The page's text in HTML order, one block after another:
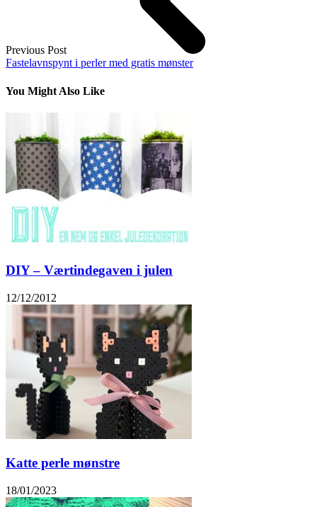
Previous Post
Fastelavnspynt i perler med gratis mønster
You Might Also Like
DIY – Værtindegaven i julen
12/12/2012
Katte perle mønstre
18/01/2023